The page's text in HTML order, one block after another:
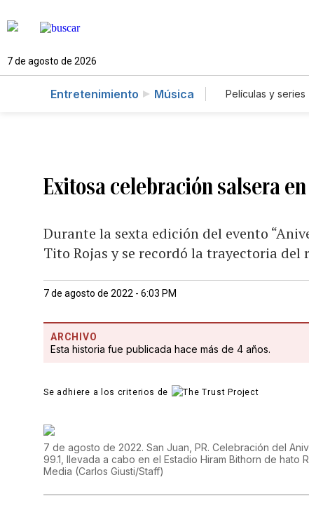
7 de agosto de 2026
Entretenimiento Música Películas y series
Exitosa celebración salsera
Durante la sexta edición del evento
Tito Rojas y se recordó la trayectoria
7 de agosto de 2022 - 6:03 PM
ARCHIVO
Esta historia fue publicada hace más de 4 años.
Se adhiere a los criterios de
7 de agosto de 2022. San Juan, PR. Celebración del
99.1, llevada a cabo en el Estadio Hiram Bithorn de hato
Media (Carlos Giusti/Staff)